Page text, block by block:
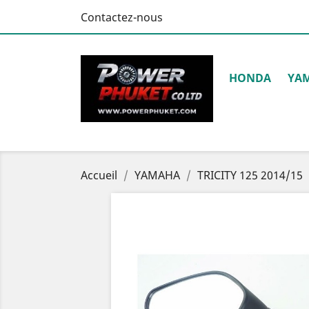
Contactez-nous
HONDA
Accueil YAMAHA TRICITY 125 2014/15